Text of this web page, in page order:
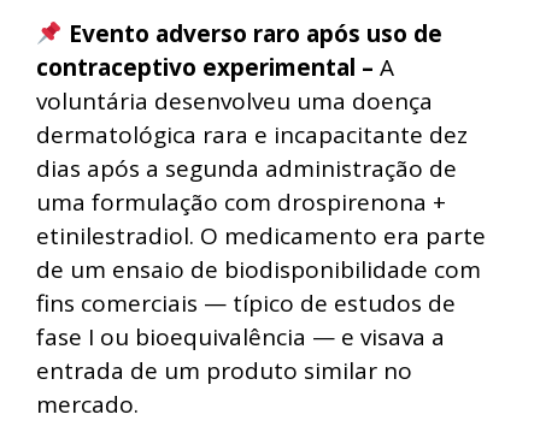
Evento adverso raro após uso de
contraceptivo experimental – A
voluntária desenvolveu uma doença
dermatológica rara e incapacitante dez
dias após a segunda administração de
uma formulação com drospirenona +
etinilestradiol. O medicamento era parte
de um ensaio de biodisponibilidade com
fins comerciais — típico de estudos de
fase I ou bioequivalência — e visava a
entrada de um produto similar no
mercado.